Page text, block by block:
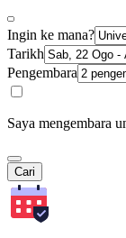
Ingin ke mana?
Tarikh
Pengembara
Saya mengembara
Cari